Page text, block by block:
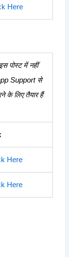
Here
पोस्ट में नहीं
Support से
के लिए तैयार हैं
Here
Here